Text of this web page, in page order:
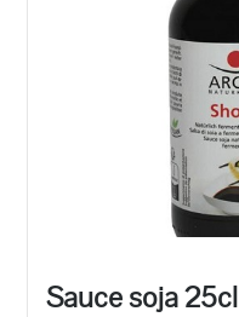
Sauce soja 25cl